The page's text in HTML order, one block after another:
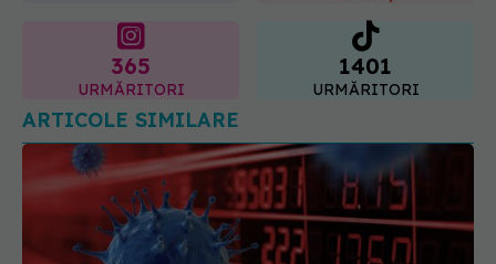
365
URMĂRITORI
1401
URMĂRITORI
ARTICOLE SIMILARE